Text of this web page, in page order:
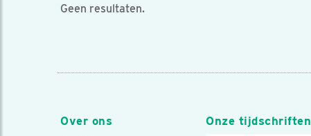
Geen resultaten.
Over ons Onze tijdschriften